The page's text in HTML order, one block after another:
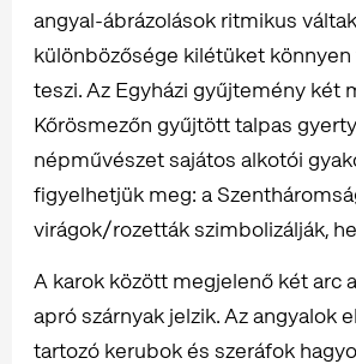
angyal-ábrázolások ritmikus
különbözősége kilétüket
teszi. Az Egyházi gyűjtemény két
Kőrösmezőn gyűjtött talpas
népművészet sajátos alkotói
figyelhetjük meg: a
virágok/rozetták szimbolizálják,
A karok között megjelenő két arc
apró szárnyak jelzik. Az angyalok
tartozó kerubok és szeráfok